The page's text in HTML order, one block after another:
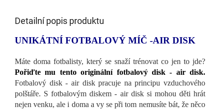
Detailní popis produktu
UNIKÁTNÍ FOTBALOVÝ MÍČ -AIR DISK
Máte doma fotbalisty, který se snaží trénovat co jen to jde?
Pořiďte mu tento originální fotbalový disk - air disk.
Fotbalový disk - air disk pracuje na principu vzduchového
polštáře. S fotbalovým diskem - air disk si mohou děti hrát
nejen venku, ale i doma a vy se při tom nemusíte bát, že něco